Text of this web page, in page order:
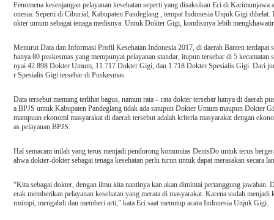
Fenomena kesenjangan pelayanan kesehatan seperti yang disaksikan Eci di
onesia. Seperti di Ciburial, Kabupaten Pandeglang , tempat Indonesia Unjuk Gigi dihelat.
okter umum sebagai tenaga medisnya. Untuk Dokter Gigi, kondisinya lebih
Menurut Data dan Informasi Profil Kesehatan Indonesia 2017, di daerah Banten terdapat
hanya 80 puskesmas yang mempunyai pelayanan standar, itupun tersebar di 5
nyai 42.898 Dokter Umum, 11.717 Dokter Gigi, dan 1.718 Dokter Spesialis Gigi. Dari
r Spesialis Gigi tersebar di Puskesmas.
Data tersebut memang terlihat bagus, namun rata – rata dokter tersebar hanya di daerah
a BPJS untuk Kabupaten Pandeglang tidak ada satupun Dokter Umum maupun Dokter
mampuan ekonomi masyarakat di daerah tersebut adalah kriteria masyarakat dengan
as pelayanan BPJS.
Hal semacam inilah yang terus menjadi pendorong komunitas DentsDo untuk terus
ahwa dokter-dokter sebagai tenaga kesehatan perlu turun untuk dapat merasakan secara
“Kita sebagai dokter, dengan ilmu kita nantinya kan akan dimintai pertanggung jawaban.
erak memberikan pelayanan kesehatan yang merata di masyarakat. Karena sudah
rmimpi, mengabdi dan memberi arti,” kata Eci saat menutup acara Indonesia Unjuk Gigi.